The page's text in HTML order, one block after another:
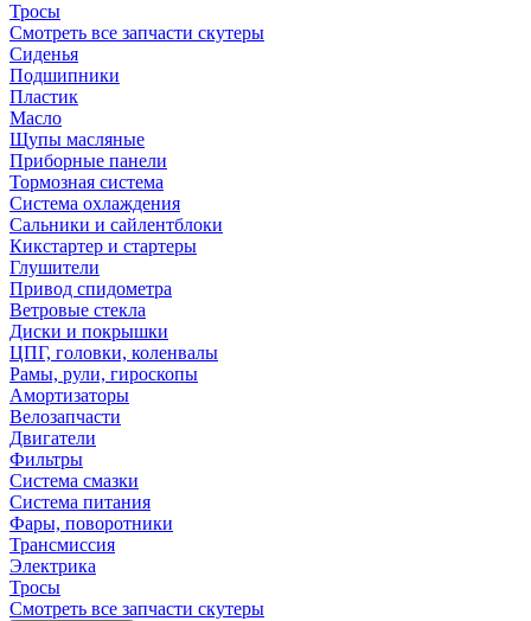
Тросы
Смотреть все запчасти скутеры
Сиденья
Подшипники
Пластик
Масло
Щупы масляные
Приборные панели
Тормозная система
Система охлаждения
Сальники и сайлентблоки
Кикстартер и стартеры
Глушители
Привод спидометра
Ветровые стекла
Диски и покрышки
ЦПГ, головки, коленвалы
Рамы, рули, гироскопы
Амортизаторы
Велозапчасти
Двигатели
Фильтры
Система смазки
Система питания
Фары, поворотники
Трансмиссия
Электрика
Тросы
Смотреть все запчасти скутеры